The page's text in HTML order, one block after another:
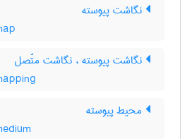
نگاشت پیوسته
نگاشت پیوسته ، نگاشت متّصل
محیط پیوسته